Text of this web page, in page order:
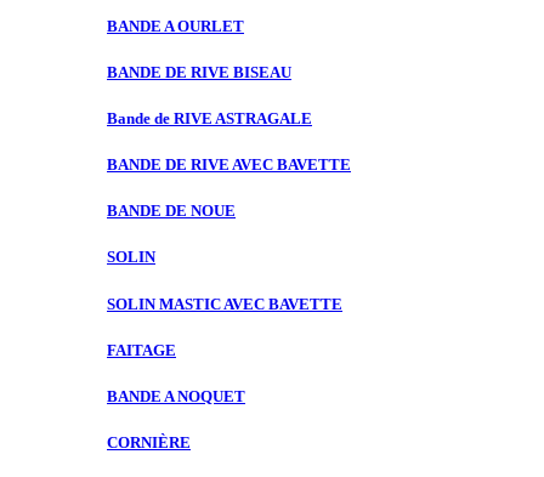
BANDE AOURLET
BANDE DE RIVE BISEAU
Bande de RIVE ASTRAGALE
BANDE DE RIVE AVEC BAVETTE
BANDE DE NOUE
SOLIN
SOLIN MASTIC AVEC BAVETTE
FAITAGE
BANDE ANOQUET
CORNIÈRE